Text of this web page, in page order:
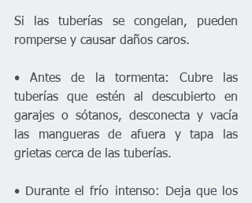
Si las tuberías se congelan, pueden
romperse y causar daños caros.
• Antes de la tormenta: Cubre las
tuberías que estén al descubierto en
garajes o sótanos, desconecta y vacía
las mangueras de afuera y tapa las
grietas cerca de las tuberías.
• Durante el frío intenso: Deja que los